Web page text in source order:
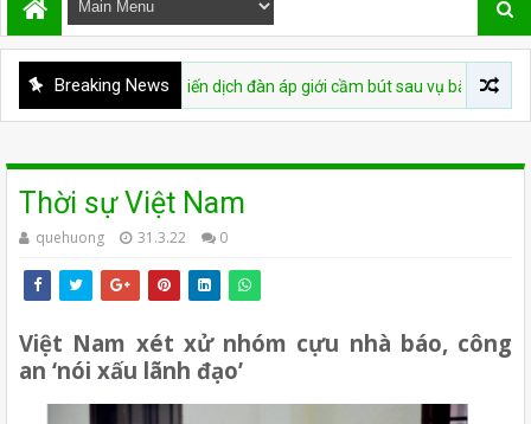
Breaking News
tái diễn chiến dịch đàn áp giới cầm bút sau vụ bắt giữ tác giả
Thời sự Việt Nam
quehuong 31.3.22 0
Việt Nam xét xử nhóm cựu nhà báo, công
an ‘nói xấu lãnh đạo’